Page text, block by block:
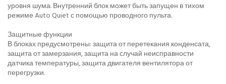
уровня шума. Внутренний блок может быть запущен в тихом
режиме Auto Quiet с помощью проводного пульта.
Защитные функции
В блоках предусмотрены: защита от перетекания конденсата,
защита от замерзания, защита на случай неисправности
датчика температуры, защита двигателя вентилятора от
перегрузки.